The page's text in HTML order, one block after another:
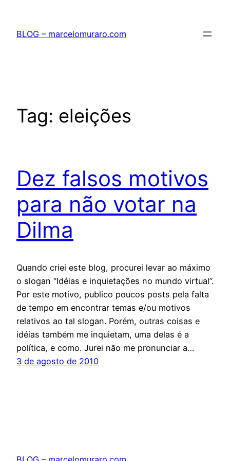
BLOG – marcelomuraro.com
Tag: eleições
Dez falsos motivos
para não votar na
Dilma
Quando criei este blog, procurei levar ao máximo
o slogan “Idéias e inquietações no mundo virtual”.
Por este motivo, publico poucos posts pela falta
de tempo em encontrar temas e/ou motivos
relativos ao tal slogan. Porém, outras coisas e
idéias também me inquietam, uma delas é a
política, e como. Jurei não me pronunciar a…
3 de agosto de 2010